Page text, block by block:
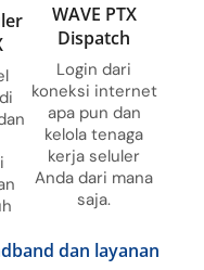
WAVE PTX
Dispatch
Login dari
koneksi internet
apa pun dan
kelola tenaga
kerja seluler
Anda dari mana
saja.
dan layanan